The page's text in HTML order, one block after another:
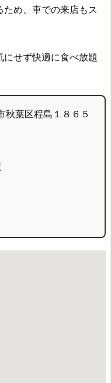
め、車での来店もス
せず快適に食べ放題
葉区程島１８６５